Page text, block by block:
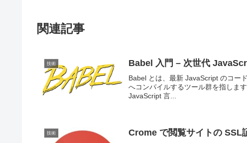
関連記事
技術 Babel 入門 – 次世代
Babel とは、最新 JavaScript のコー
へコンパイルするツール群を指しま
JavaScript 言...
技術 Crome で閲覧サイトの SSL